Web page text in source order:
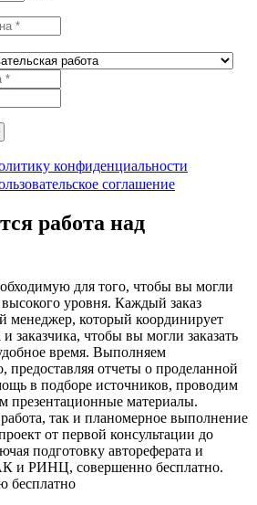
конфиденциальности
соглашение
работа над
для того, чтобы вы могли
уровня. Каждый заказ
менеджер, который координирует
заказчика, чтобы вы могли заказать
время. Выполняем
предоставляя отчеты о проделанной
в подборе источников, проводим
презентационные материалы.
так и планомерное выполнение
от первой консультации до
подготовку автореферата и
и РИНЦ, совершенно бесплатно.
бесплатно